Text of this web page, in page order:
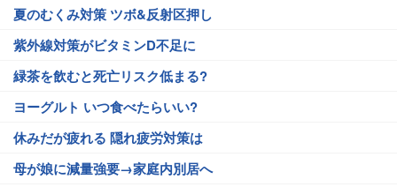
夏のむくみ対策 ツボ&反射区押し
紫外線対策がビタミンD不足に
緑茶を飲むと死亡リスク低まる?
ヨーグルト いつ食べたらいい?
休みだが疲れる 隠れ疲労対策は
母が娘に減量強要→家庭内別居へ